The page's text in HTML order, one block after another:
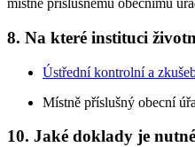
místně příslušnému obecnímu
8. Na které instituci
Ústřední kontrolní a
Místně příslušný obecní
10. Jaké doklady je